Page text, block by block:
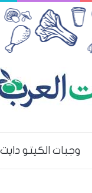
وجبات الكيتو دايت